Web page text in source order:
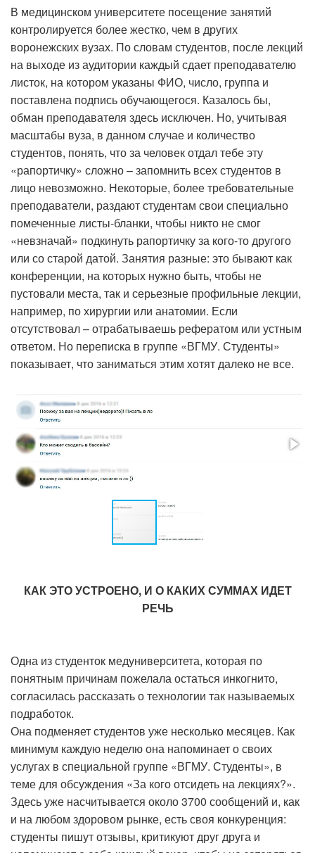
В медицинском университете посещение занятий
контролируется более жестко, чем в других
воронежских вузах. По словам студентов, после лекций
на выходе из аудитории каждый сдает преподавателю
листок, на котором указаны ФИО, число, группа и
поставлена подпись обучающегося. Казалось бы,
обман преподавателя здесь исключен. Но, учитывая
масштабы вуза, в данном случае и количество
студентов, понять, что за человек отдал тебе эту
«рапортичку» сложно – запомнить всех студентов в
лицо невозможно. Некоторые, более требовательные
преподаватели, раздают студентам свои специально
помеченные листы-бланки, чтобы никто не смог
«невзначай» подкинуть рапортичку за кого-то другого
или со старой датой. Занятия разные: это бывают как
конференции, на которых нужно быть, чтобы не
пустовали места, так и серьезные профильные лекции,
например, по хирургии или анатомии. Если
отсутствовал – отрабатываешь рефератом или устным
ответом. Но переписка в группе «ВГМУ. Студенты»
показывает, что заниматься этим хотят далеко не все.
КАК ЭТО УСТРОЕНО, И О КАКИХ СУММАХ ИДЕТ
РЕЧЬ
Одна из студенток медуниверситета, которая по
понятным причинам пожелала остаться инкогнито,
согласилась рассказать о технологии так называемых
подработок.
Она подменяет студентов уже несколько месяцев. Как
минимум каждую неделю она напоминает о своих
услугах в специальной группе «ВГМУ. Студенты», в
теме для обсуждения «За кого отсидеть на лекциях?».
Здесь уже насчитывается около 3700 сообщений и, как
и на любом здоровом рынке, есть своя конкуренция:
студенты пишут отзывы, критикуют друг друга и